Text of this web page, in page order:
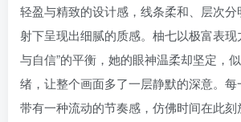
轻盈与精致的设计感，线条柔和、层次
射下呈现出细腻的质感。柚七以极富表现
与自信”的平衡，她的眼神温柔却坚定，
绪，让整个画面多了一层静默的深意。
带有一种流动的节奏感，仿佛时间在此